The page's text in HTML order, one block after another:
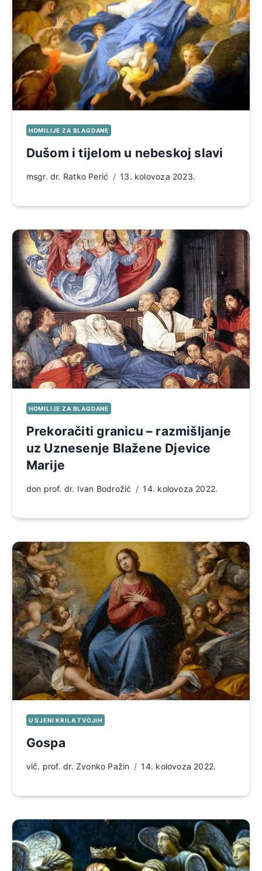
HOMILIJE ZA BLAGDANE
Dušom i tijelom u nebeskoj slavi
msgr. dr. Ratko Perić 13. kolovoza 2023.
HOMILIJE ZA BLAGDANE
Prekoračiti granicu – razmišljanje
uz Uznesenje Blažene Djevice
Marije
don prof. dr. Ivan Bodrožić 14. kolovoza 2022.
U SJENI KRILA TVOJIH
Gospa
vlč. prof. dr. Zvonko Pažin 14. kolovoza 2022.